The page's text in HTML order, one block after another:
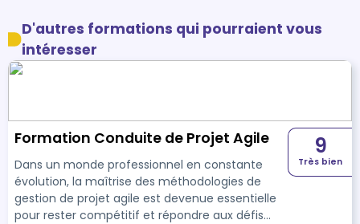
D'autres formations qui pourraient vous
intéresser
Formation Conduite de Projet Agile
Dans un monde professionnel en constante
évolution, la maîtrise des méthodologies de
gestion de projet agile est devenue essentielle
pour rester compétitif et répondre aux défis
9
Très bien